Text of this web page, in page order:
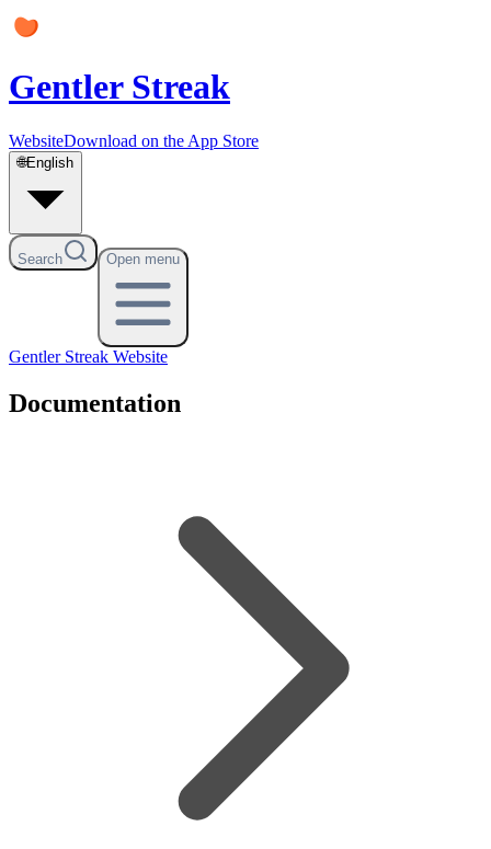
Gentler Streak
WebsiteDownload on the App Store
🌐English
Search Open menu
Gentler Streak Website
Documentation